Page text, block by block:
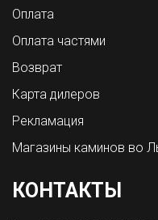
Оплата
Оплата частями
Возврат
Карта дилеров
Рекламация
Магазины каминов во
КОНТАКТЫ